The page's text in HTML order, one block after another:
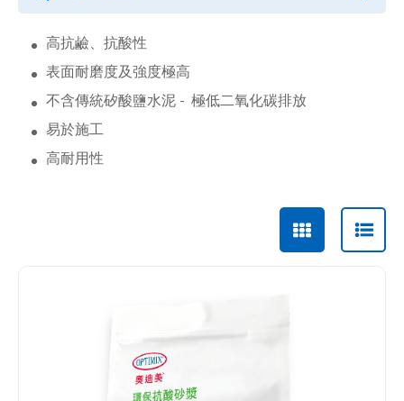
高抗鹼、抗酸性
表面耐磨度及強度極高
不含傳統矽酸鹽水泥 - 極低二氧化碳排放
易於施工
高耐用性